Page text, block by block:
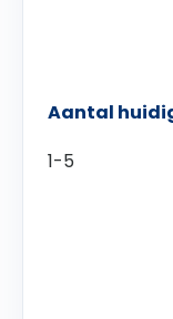
Aantal
1-5